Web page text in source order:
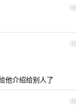
10
11
他介绍给别人了
12